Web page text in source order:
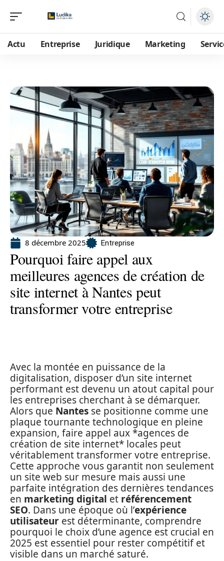
Actu Entreprise Juridique Marketing
8 décembre 2025 Entreprise
Pourquoi faire appel aux
meilleures agences de création de
site internet à Nantes peut
transformer votre entreprise
Avec la montée en puissance de la
digitalisation, disposer d’un site internet
performant est devenu un atout capital pour
les entreprises cherchant à se démarquer.
Alors que Nantes se positionne comme une
plaque tournante technologique en pleine
expansion, faire appel aux *agences de
création de site internet* locales peut
véritablement transformer votre entreprise.
Cette approche vous garantit non seulement
un site web sur mesure mais aussi une
parfaite intégration des dernières tendances
en marketing digital et référencement
SEO. Dans une époque où l’expérience
utilisateur est déterminante, comprendre
pourquoi le choix d’une agence est crucial en
2025 est essentiel pour rester compétitif et
visible dans un marché saturé.